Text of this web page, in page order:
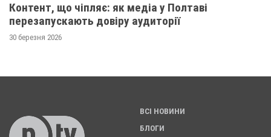
Контент, що чіпляє: як медіа у Полтаві
перезапускають довіру аудиторії
30 березня 2026
ВСІ НОВИНИ
БЛОГИ